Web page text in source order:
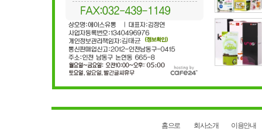
홈으로 회사소개 이용안내